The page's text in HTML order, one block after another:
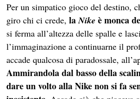
Per un simpatico gioco del destino,
giro chi ci crede,laNike è monca
si ferma all’altezza delle spalle e
l’immaginazione a continuarne il
accade qualcosa di paradossale,
Ammirandola dal basso della
dare un volto alla Nike non si fa